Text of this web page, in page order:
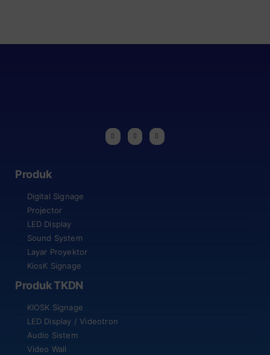
Produk
Digital Signage
Projector
LED Display
Sound System
Layar Proyektor
KiosK Signage
Produk TKDN
KIOSK Signage
LED Display / Videotron
Audio Sistem
Video Wall